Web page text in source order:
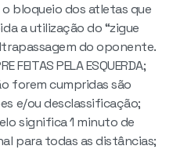
bloqueio dos atletas que
a utilização do “zigue
do oponente.
FEITAS PELA ESQUERDA;
forem cumpridas são
e/ou desclassificação;
significa 1 minuto de
para todas as distâncias;